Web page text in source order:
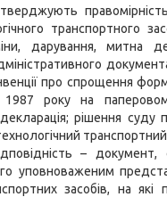
транспортного
дарування, митна
про спрощення
1987 року на
рішення суду
–
уповноваженим
засобів, на які